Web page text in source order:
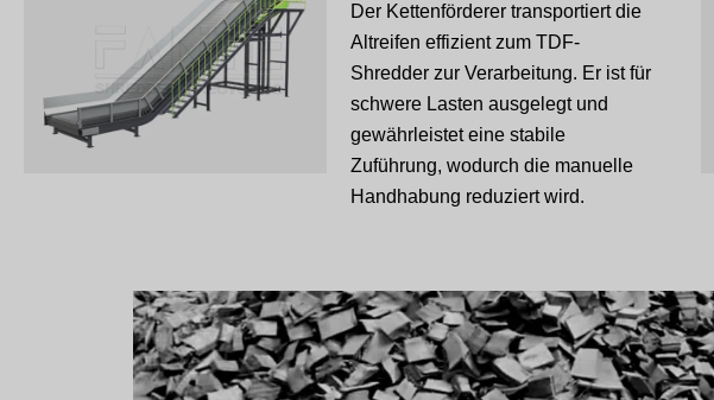
Der Kettenförderer transportiert die
Altreifen effizient zum TDF-
Shredder zur Verarbeitung. Er ist für
schwere Lasten ausgelegt und
gewährleistet eine stabile
Zuführung, wodurch die manuelle
Handhabung reduziert wird.